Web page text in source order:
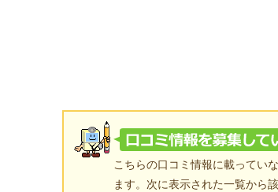
こちらの口コミ情報に載ってい
ます。次に表示された一覧から